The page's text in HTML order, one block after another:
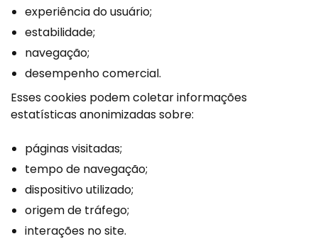
experiência do usuário;
estabilidade;
navegação;
desempenho comercial.
Esses cookies podem coletar informações
estatísticas anonimizadas sobre:
páginas visitadas;
tempo de navegação;
dispositivo utilizado;
origem de tráfego;
interações no site.